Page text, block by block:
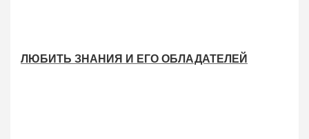
ЛЮБИТЬ ЗНАНИЯ И ЕГО ОБЛАДАТЕЛЕЙ